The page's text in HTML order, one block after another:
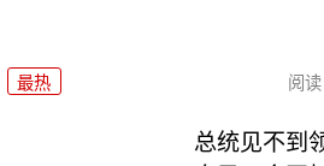
最热 阅读
总统见不到